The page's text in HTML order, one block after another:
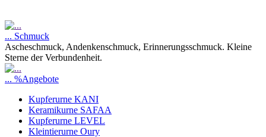
... Schmuck
Ascheschmuck, Andenkenschmuck, Erinnerungsschmuck. Kleine
Sterne der Verbundenheit.
... %Angebote
Kupferurne KANI
Keramikurne SAFAA
Kupferurne LEVEL
Kleintierurne Oury